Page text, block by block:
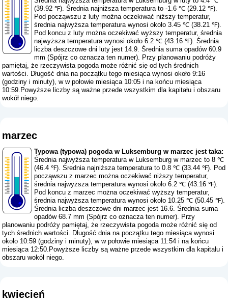
(39.92 ℉). Średnia najniższa temperatura to -1.6 ℃ (29.12 ℉).
Pod począwszu z luty można oczekiwać niższy temperatur,
średnia najwyższa temperatura wynosi około 3.45 ℃ (38.21 ℉).
Pod koncu z luty można oczekiwać wyższy temperatur, średnia
najwyższa temperatura wynosi około 6.2 ℃ (43.16 ℉). Średnia
liczba deszczowe dni luty jest 14.9. Średnia suma opadów 60.9
mm (Spójrz co oznacza ten numer). Przy planowaniu podróży
pamiętaj, że rzeczywista pogoda może różnić się od tych średnich
wartości. Długość dnia na początku tego miesiąca wynosi około 9:16
(godziny i minuty), w w połowie miesiąca 10:05 i na końcu miesiąca
10:59.Powyższe liczby są ważne przede wszystkim dla kapitału i obszaru
wokół niego.
marzec
Typowa (typowa) pogoda w Luksemburg w marzec jest taka:
Średnia najwyższa temperatura w Luksemburg w marzec to 8 ℃
(46.4 ℉). Średnia najniższa temperatura to 0.8 ℃ (33.44 ℉). Pod
począwszu z marzec można oczekiwać niższy temperatur,
średnia najwyższa temperatura wynosi około 6.2 ℃ (43.16 ℉).
Pod koncu z marzec można oczekiwać wyższy temperatur,
średnia najwyższa temperatura wynosi około 10.25 ℃ (50.45 ℉).
Średnia liczba deszczowe dni marzec jest 16.6. Średnia suma
opadów 68.7 mm (Spójrz co oznacza ten numer). Przy
planowaniu podróży pamiętaj, że rzeczywista pogoda może różnić się od
tych średnich wartości. Długość dnia na początku tego miesiąca wynosi
około 10:59 (godziny i minuty), w w połowie miesiąca 11:54 i na końcu
miesiąca 12:50.Powyższe liczby są ważne przede wszystkim dla kapitału i
obszaru wokół niego.
kwiecień